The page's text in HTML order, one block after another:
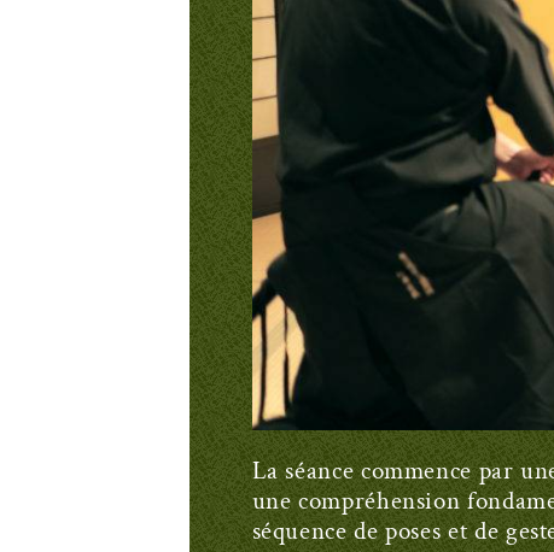
La séance commence par
une compréhension
séquence de poses et de